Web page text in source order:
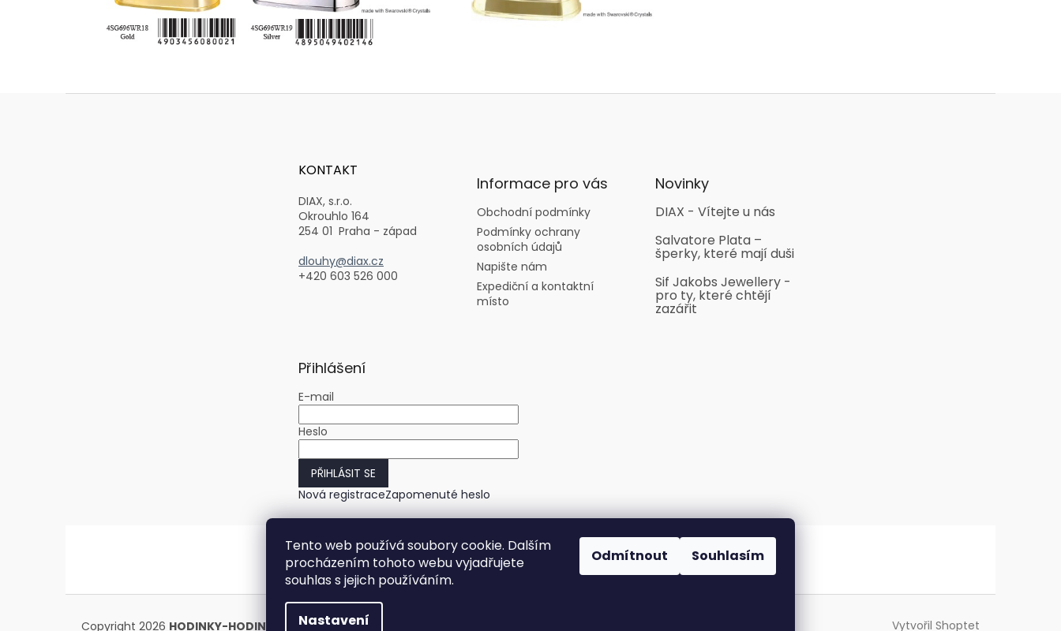
Tento web používá soubory cookie. Dalším
procházením tohoto webu vyjadřujete
souhlas s jejich používáním.
Nastavení
Odmítnout Souhlasím
KONTAKT
DIAX, s.r.o.
Okrouhlo 164
254 01 Praha - západ
dlouhy@diax.cz
+420 603 526 000
Informace pro vás
Obchodní podmínky
Podmínky ochrany
osobních údajů
Napište nám
Expediční a kontaktní
místo
Novinky
DIAX - Vítejte u nás
Salvatore Plata –
šperky, které mají duši
Sif Jakobs Jewellery -
pro ty, které chtějí
zazářit
Přihlášení
E-mail
Heslo
PŘIHLÁSIT SE
Nová registraceZapomenuté heslo
Vytvořil Shoptet
Copyright 2026 HODINKY-HODINY.cz . Všechna práva vyhrazena.